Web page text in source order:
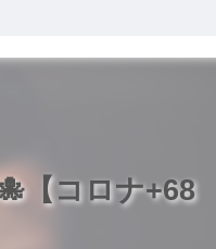
【コロナ+68